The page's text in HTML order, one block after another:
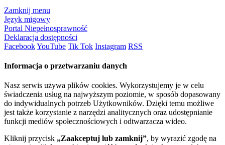
Zamknij menu
Język migowy
Portal Niepełnosprawność
Deklaracja dostępności
FacebookYouTube Tik Tok Instagram RSS
Informacja o przetwarzaniu danych
Nasz serwis używa plików cookies. Wykorzystujemy je w celu
świadczenia usług na najwyższym poziomie, w sposób dopasowany
do indywidualnych potrzeb Użytkowników. Dzięki temu możliwe
jest także korzystanie z narzędzi analitycznych oraz udostępnianie
funkcji mediów społecznościowych i odtwarzacza wideo.
Kliknij przycisk „Zaakceptuj lub zamknij”, by wyrazić zgodę na